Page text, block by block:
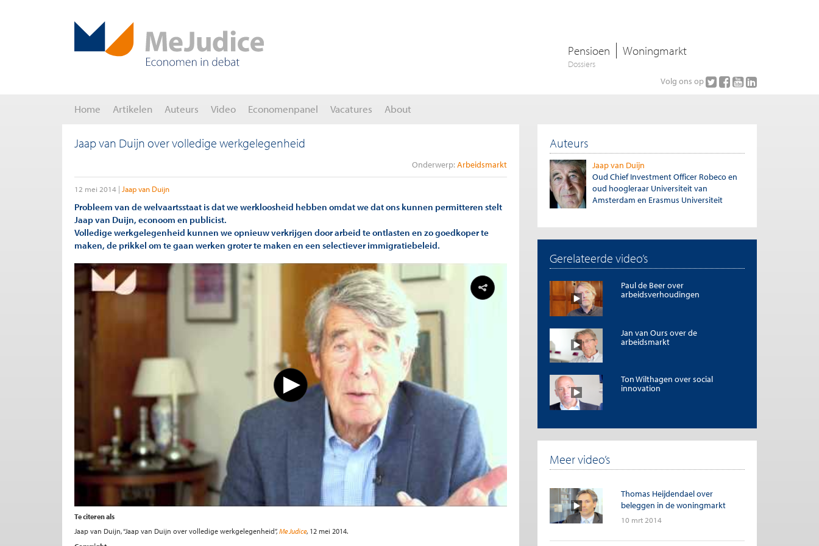
Pensioen Woningmarkt
Dossiers
Volg ons op
Home Artikelen Auteurs Video Economenpanel Vacatures About
Jaap van Duijn over volledige werkgelegenheid
Onderwerp: Arbeidsmarkt
12 mei 2014 Jaap van Duijn
Probleem van de welvaartsstaat is dat we werkloosheid hebben omdat we dat ons kunnen permitteren stelt
Jaap van Duijn, econoom en publicist.
Volledige werkgelegenheid kunnen we opnieuw verkrijgen door arbeid te ontlasten en zo goedkoper te
maken, de prikkel om te gaan werken groter te maken en een selectiever immigratiebeleid.
Te citeren als
Jaap van Duijn, “Jaap van Duijn over volledige werkgelegenheid”, Me Judice, 12 mei 2014.
Auteurs
Jaap van Duijn
Oud Chief Investment Officer Robeco en
oud hoogleraar Universiteit van
Amsterdam en Erasmus Universiteit
Gerelateerde video’s
Paul de Beer over
arbeidsverhoudingen
Jan van Ours over de
arbeidsmarkt
Ton Wilthagen over social
innovation
Meer video’s
Thomas Heijdendael over
beleggen in de woningmarkt
10 mrt 2014